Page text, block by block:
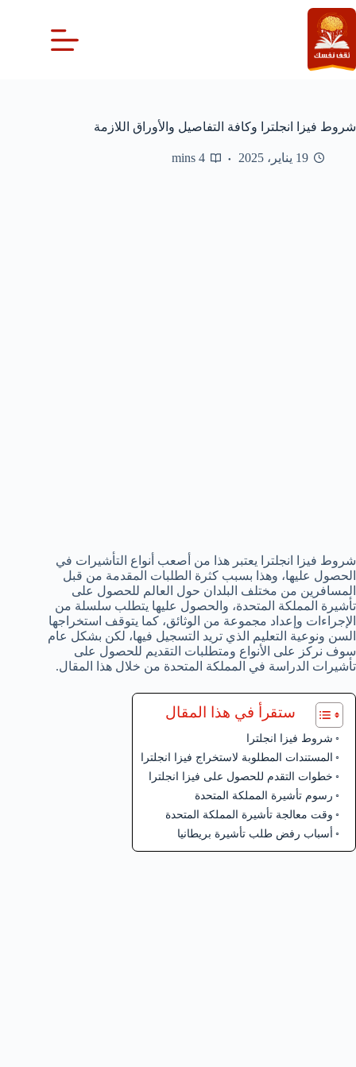
التجاوز
إلى
المحتوى
شروط فيزا انجلترا وكافة التفاصيل والأوراق اللازمة
19 يناير، 2025 4 mins
شروط فيزا انجلترا يعتبر هذا من أصعب أنواع التأشيرات في
الحصول عليها، وهذا بسبب كثرة الطلبات المقدمة من قبل
المسافرين من مختلف البلدان حول العالم للحصول على
تأشيرة المملكة المتحدة، والحصول عليها يتطلب سلسلة من
الإجراءات وإعداد مجموعة من الوثائق، كما يتوقف استخراجها
السن ونوعية التعليم الذي تريد التسجيل فيها، لكن بشكل عام
سوف نركز على الأنواع ومتطلبات التقديم للحصول على
تأشيرات الدراسة في المملكة المتحدة من خلال هذا المقال.
ستقرأ في هذا المقال
شروط فيزا انجلترا
المستندات المطلوبة لاستخراج فيزا انجلترا
خطوات التقدم للحصول على فيزا انجلترا
رسوم تأشيرة المملكة المتحدة
وقت معالجة تأشيرة المملكة المتحدة
أسباب رفض طلب تأشيرة بريطانيا